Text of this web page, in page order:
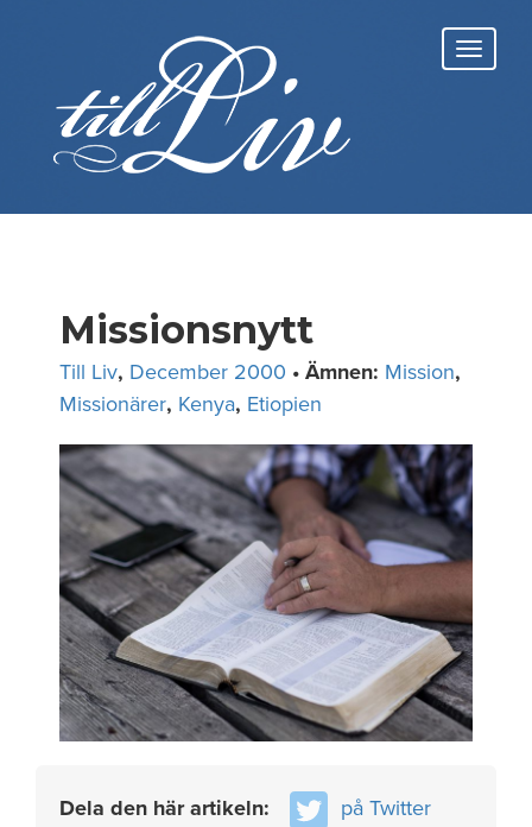
Missionsnytt
Till Liv, December 2000 • Ämnen: Mission,
Missionärer, Kenya, Etiopien
Dela den här artikeln:
på Twitter